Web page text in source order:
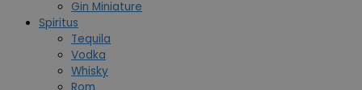
Gin Miniature
Spiritus
Tequila
Vodka
Whisky